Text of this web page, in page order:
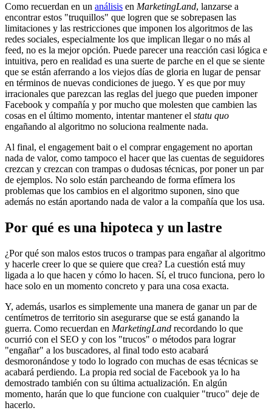
Como recuerdan en un análisis en MarketingLand, lanzarse a
encontrar estos "truquillos" que logren que se sobrepasen las
limitaciones y las restricciones que imponen los algoritmos de las
redes sociales, especialmente los que implican llegar o no más al
feed, no es la mejor opción. Puede parecer una reacción casi lógica e
intuitiva, pero en realidad es una suerte de parche en el que se siente
que se están aferrando a los viejos días de gloria en lugar de pensar
en términos de nuevas condiciones de juego. Y es que por muy
irracionales que parezcan las reglas del juego que pueden imponer
Facebook y compañía y por mucho que molesten que cambien las
cosas en el último momento, intentar mantener el statu quo
engañando al algoritmo no soluciona realmente nada.
Al final, el engagement bait o el comprar engagement no aportan
nada de valor, como tampoco el hacer que las cuentas de seguidores
crezcan y crezcan con trampas o dudosas técnicas, por poner un par
de ejemplos. No solo están parcheando de forma efímera los
problemas que los cambios en el algoritmo suponen, sino que
además no están aportando nada de valor a la compañía que los usa.
Por qué es una hipoteca y un lastre
¿Por qué son malos estos trucos o trampas para engañar al algoritmo
y hacerle creer lo que se quiere que crea? La cuestión está muy
ligada a lo que hacen y cómo lo hacen. Sí, el truco funciona, pero lo
hace solo en un momento concreto y para una cosa exacta.
Y, además, usarlos es simplemente una manera de ganar un par de
centímetros de territorio sin asegurarse que se está ganando la
guerra. Como recuerdan en MarketingLand recordando lo que
ocurrió con el SEO y con los "trucos" o métodos para lograr
"engañar" a los buscadores, al final todo esto acabará
desmoronándose y todo lo logrado con muchas de esas técnicas se
acabará perdiendo. La propia red social de Facebook ya lo ha
demostrado también con su última actualización. En algún
momento, harán que lo que funcione con cualquier "truco" deje de
hacerlo.